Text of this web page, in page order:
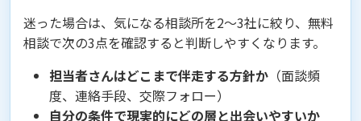
迷った場合は、気になる相談所を2〜3社に絞り、無料
相談で次の3点を確認すると判断しやすくなります。
担当者さんはどこまで伴走する方針か （面談頻
度、連絡手段、交際フォロー）
自分の条件で現実的にどの層と出会いやすいか